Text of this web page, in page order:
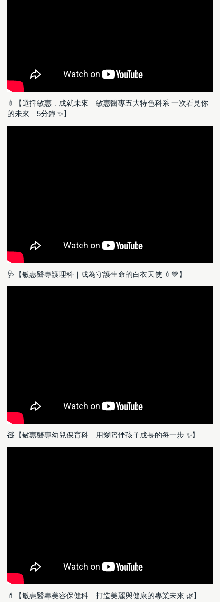
💉【選擇敏惠，成就未來｜敏惠醫專五大特色科系 一次看見你
的未來｜5分鐘 ✨】
🩺【敏惠醫專護理科｜成為守護生命的白衣天使 💉💙】
🧸【敏惠醫專幼兒保育科｜用愛陪伴孩子成長的每一步 ✨】
💄【敏惠醫專美容保健科｜打造美麗與健康的專業未來 🌿】